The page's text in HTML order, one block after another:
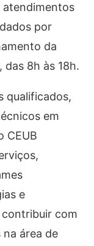
atendimentos
por
da
8h às 18h.
qualificados,
em
CEUB
e
com
área de